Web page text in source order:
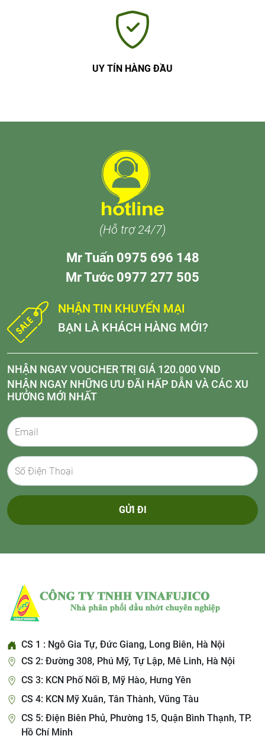
UY TÍN HÀNG ĐẦU
(Hỗ trợ 24/7)
Mr Tuấn 0975 696 148
Mr Tước 0977 277 505
NHẬN TIN KHUYẾN MẠI
BẠN LÀ KHÁCH HÀNG MỚI?
NHẬN NGAY VOUCHER TRỊ GIÁ 120.000 VND
NHẬN NGAY NHỮNG ƯU ĐÃI HẤP DẪN VÀ CÁC XU
HƯỚNG MỚI NHẤT
GỬI ĐI
CS 1 : Ngô Gia Tự, Đức Giang, Long Biên, Hà Nội
CS 2: Đường 308, Phú Mỹ, Tự Lập, Mê Linh, Hà Nội
CS 3: KCN Phố Nối B, Mỹ Hào, Hưng Yên
CS 4: KCN Mỹ Xuân, Tân Thành, Vũng Tàu
CS 5: Điện Biên Phủ, Phường 15, Quận Bình Thạnh, TP.
Hồ Chí Minh